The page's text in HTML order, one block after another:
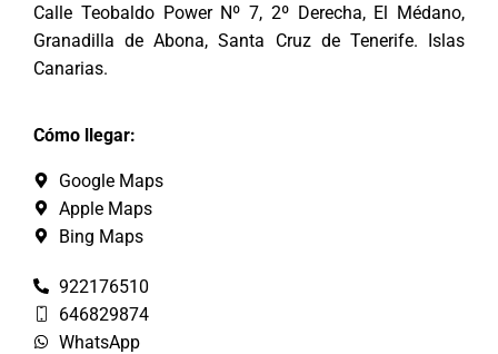
Calle Teobaldo Power Nº 7, 2º Derecha, El Médano,
Granadilla de Abona, Santa Cruz de Tenerife. Islas
Canarias.
Cómo llegar:
Google Maps
Apple Maps
Bing Maps
922176510
646829874
WhatsApp